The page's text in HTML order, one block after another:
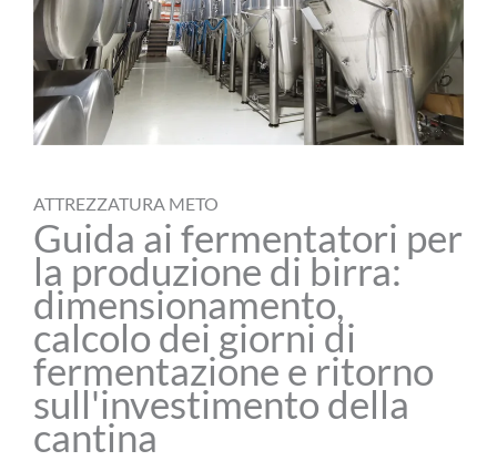
ATTREZZATURA METO
Guida ai fermentatori per
la produzione di birra:
dimensionamento,
calcolo dei giorni di
fermentazione e ritorno
sull'investimento della
cantina